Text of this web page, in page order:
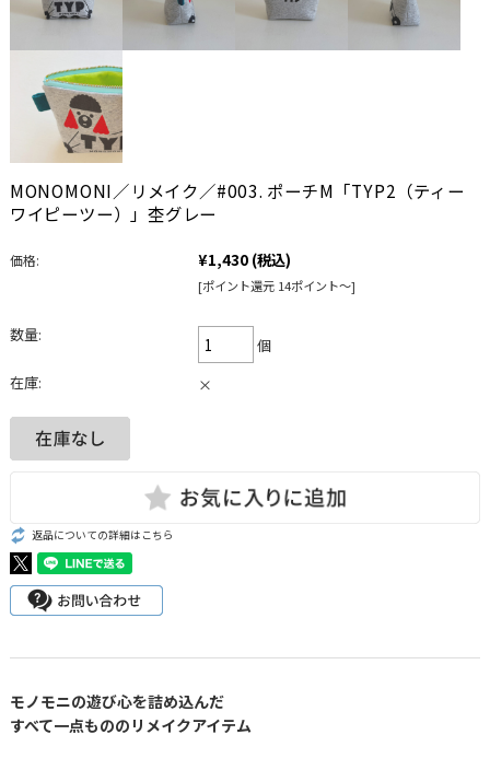
MONOMONI／リメイク／#003. ポーチM「TYP2（ティー
ワイピーツー）」杢グレー
価格: ¥1,430 (税込)
[ポイント還元 14ポイント～]
数量:
個
在庫:
×
返品についての詳細はこちら
モノモニの遊び心を詰め込んだ
すべて一点もののリメイクアイテム